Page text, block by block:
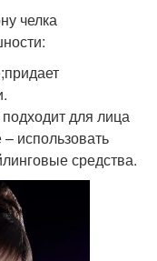
челка
для лица
использовать
средства.